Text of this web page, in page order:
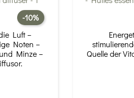
-10%
Luft –
Noten –
Minze –
Quelle der